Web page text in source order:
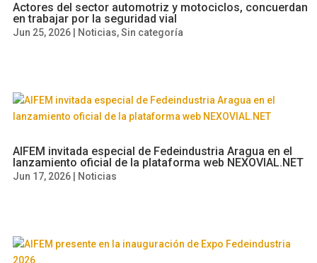
Actores del sector automotriz y motociclos, concuerdan
en trabajar por la seguridad vial
Jun 25, 2026 Noticias,Sin categoría
AIFEM invitada especial de Fedeindustria Aragua en el
lanzamiento oficial de la plataforma web NEXOVIAL.NET
Jun 17, 2026 Noticias